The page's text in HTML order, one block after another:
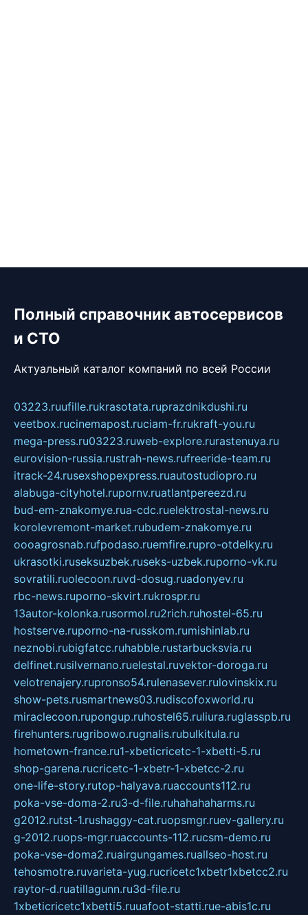
Полный справочник автосервисов
и СТО
Актуальный каталог компаний по всей России
03223.ruufille.rukrasotata.ruprazdnikdushi.ru
veetbox.rucinemapost.ruciam-fr.rukraft-you.ru
mega-press.ru03223.ruweb-explore.rurastenuya.ru
eurovision-russia.rustrah-news.rufreeride-team.ru
itrack-24.rusexshopexpress.ruautostudiopro.ru
alabuga-cityhotel.rupornv.ruatlantpereezd.ru
bud-em-znakomye.rua-cdc.ruelektrostal-news.ru
korolevremont-market.rubudem-znakomye.ru
oooagrosnab.rufpodaso.ruemfire.rupro-otdelky.ru
ukrasotki.ruseksuzbek.ruseks-uzbek.ruporno-vk.ru
sovratili.ruolecoon.ruvd-dosug.ruadonyev.ru
rbc-news.ruporno-skvirt.rukrospr.ru
13autor-kolonka.rusormol.ru2rich.ruhostel-65.ru
hostserve.ruporno-na-russkom.rumishinlab.ru
neznobi.rubigfatcc.ruhabble.rustarbucksvia.ru
delfinet.rusilvernano.ruelestal.ruvektor-doroga.ru
velotrenajery.rupronso54.rulenasever.rulovinskix.ru
show-pets.rusmartnews03.rudiscofoxworld.ru
miraclecoon.rupongup.ruhostel65.ruliura.ruglasspb.ru
firehunters.rugribowo.rugnalis.rubulkitula.ru
hometown-france.ru1-xbeticricetc-1-xbetti-5.ru
shop-garena.rucricetc-1-xbetr-1-xbetcc-2.ru
one-life-story.rutop-halyava.ruaccounts112.ru
poka-vse-doma-2.ru3-d-file.ruhahahaharms.ru
g2012.rutst-1.rushaggy-cat.ruopsmgr.ruev-gallery.ru
g-2012.ruops-mgr.ruaccounts-112.rucsm-demo.ru
poka-vse-doma2.ruairgungames.ruallseo-host.ru
tehosmotre.ruvarieta-yug.rucricetc1xbetr1xbetcc2.ru
raytor-d.ruatillagunn.ru3d-file.ru
1xbeticricetc1xbetti5.ruuafoot-statti.rue-abis1c.ru